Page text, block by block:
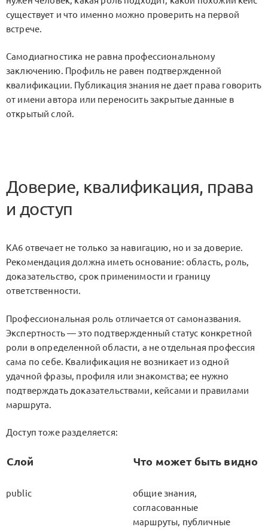
существует и что именно можно проверить на первой
встрече.
Самодиагностика не равна профессиональному
заключению. Профиль не равен подтвержденной
квалификации. Публикация знания не дает права говорить
от имени автора или переносить закрытые данные в
открытый слой.
Доверие, квалификация, права
и доступ
KA6 отвечает не только за навигацию, но и за доверие.
Рекомендация должна иметь основание: область, роль,
доказательство, срок применимости и границу
ответственности.
Профессиональная роль отличается от самоназвания.
Экспертность — это подтвержденный статус конкретной
роли в определенной области, а не отдельная профессия
сама по себе. Квалификация не возникает из одной
удачной фразы, профиля или знакомства; ее нужно
подтверждать доказательствами, кейсами и правилами
маршрута.
Доступ тоже разделяется:
Слой Что может быть видно
public
общие знания,
согласованные
маршруты, публичные